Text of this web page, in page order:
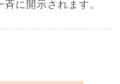
に開示されます。